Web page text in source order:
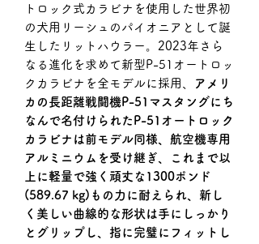
トロック式カラビナを使用した世界初
の犬用リーシュのパイオニアとして誕
生した リットハウラー。2023年さら
なる進化を求めて新型P-51オートロッ
クカラビナを全モデルに採用、
アメリ
カの長距離戦闘機P-51マスタングにち
なんで名付けられたP-51オートロック
カラビナは前モデル同様、航空機専用
アルミニウムを受け継ぎ、これまで以
上に軽量で強く頑丈な1300ポンド
(589.67 kg)もの力に耐えられ、新し
く美しい曲線的な形状は手にしっかり
とグリップし、指に完璧にフィットし